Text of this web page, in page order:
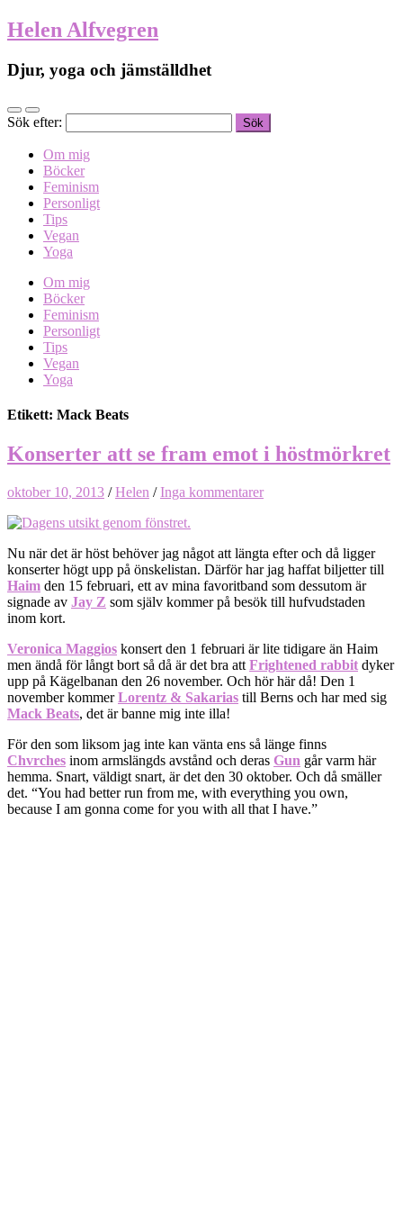
Helen Alfvegren
Djur, yoga och jämställdhet
Sök efter:
Om mig
Böcker
Feminism
Personligt
Tips
Vegan
Yoga
Om mig
Böcker
Feminism
Personligt
Tips
Vegan
Yoga
Etikett: Mack Beats
Konserter att se fram emot i höstmörkret
oktober 10, 2013 /Helen /Inga kommentarer
Nu när det är höst behöver jag något att längta efter och då ligger
konserter högt upp på önskelistan. Därför har jag haffat biljetter till
Haim den 15 februari, ett av mina favoritband som dessutom är
signade av Jay Z som själv kommer på besök till hufvudstaden
inom kort.
Veronica Maggios konsert den 1 februari är lite tidigare än Haim
men ändå för långt bort så då är det bra att Frightened rabbit dyker
upp på Kägelbanan den 26 november. Och hör här då! Den 1
november kommerLorentz & Sakarias till Berns och har med sig
Mack Beats, det är banne mig inte illa!
För den som liksom jag inte kan vänta ens så länge finns
Chvrches inom armslängds avstånd och deras Gun går varm här
hemma. Snart, väldigt snart, är det den 30 oktober. Och då smäller
det. “You had better run from me, with everything you own,
because I am gonna come for you with all that I have.”